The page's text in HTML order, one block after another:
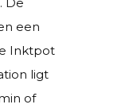
een
Inktpot
ligt
of